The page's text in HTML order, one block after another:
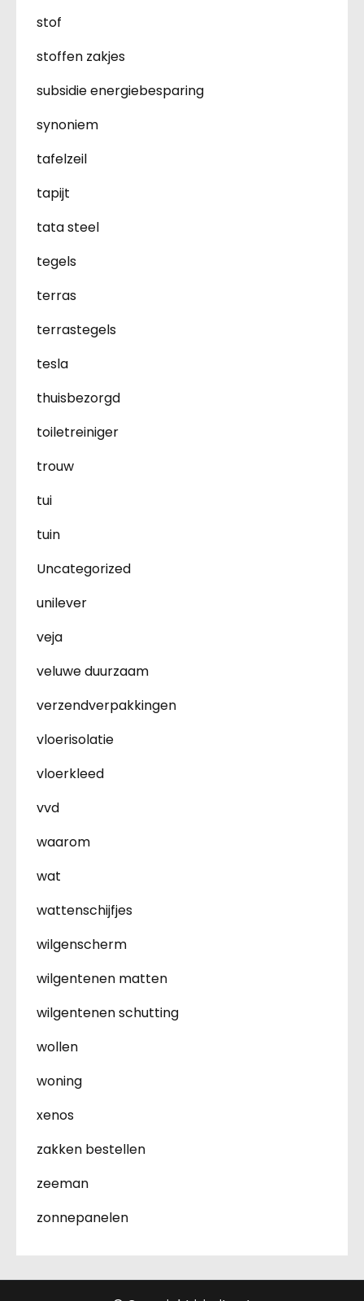
stof
stoffen zakjes
subsidie energiebesparing
synoniem
tafelzeil
tapijt
tata steel
tegels
terras
terrastegels
tesla
thuisbezorgd
toiletreiniger
trouw
tui
tuin
Uncategorized
unilever
veja
veluwe duurzaam
verzendverpakkingen
vloerisolatie
vloerkleed
vvd
waarom
wat
wattenschijfjes
wilgenscherm
wilgentenen matten
wilgentenen schutting
wollen
woning
xenos
zakken bestellen
zeeman
zonnepanelen